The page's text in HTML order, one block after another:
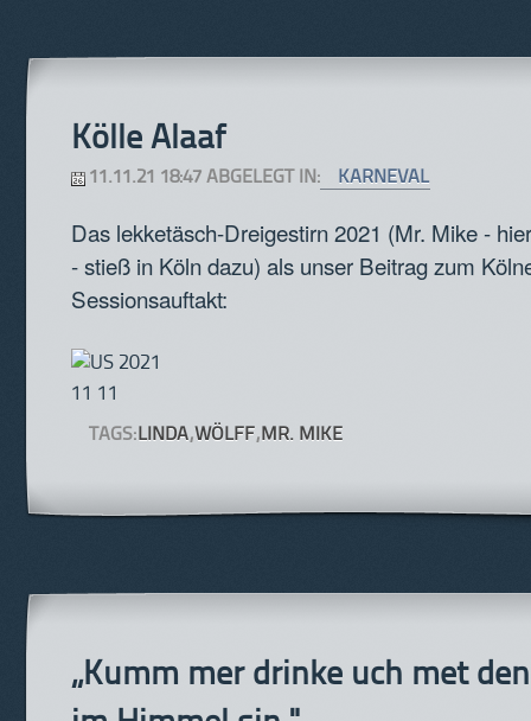
Kölle Alaaf
11.11.21 18:47 ABGELEGT IN: KARNEVAL
Das lekketäsch-Dreigestirn 2021 (Mr. Mike -
- stieß in Köln dazu) als unser Beitrag zum
Sessionsauftakt:
TAGS: LINDA,WÖLFF, MR. MIKE
„Kumm mer drinke uch met